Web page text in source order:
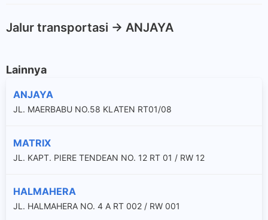
Jalur transportasi -> ANJAYA
Lainnya
ANJAYA
JL. MAERBABU NO.58 KLATEN RT01/08
MATRIX
JL. KAPT. PIERE TENDEAN NO. 12 RT 01 / RW 12
HALMAHERA
JL. HALMAHERA NO. 4 A RT 002 / RW 001